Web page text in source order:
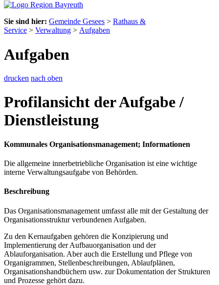
Sie sind hier: Gemeinde Gesees > Rathaus &
Service > Verwaltung > Aufgaben
Aufgaben
drucken nach oben
Profilansicht der Aufgabe /
Dienstleistung
Kommunales Organisationsmanagement; Informationen
Die allgemeine innerbetriebliche Organisation ist eine wichtige
interne Verwaltungsaufgabe von Behörden.
Beschreibung
Das Organisationsmanagement umfasst alle mit der Gestaltung der
Organisationsstruktur verbundenen Aufgaben.
Zu den Kernaufgaben gehören die Konzipierung und
Implementierung der Aufbauorganisation und der
Ablauforganisation. Aber auch die Erstellung und Pflege von
Organigrammen, Stellenbeschreibungen, Ablaufplänen,
Organisationshandbüchern usw. zur Dokumentation der Strukturen
und Prozesse gehört dazu.